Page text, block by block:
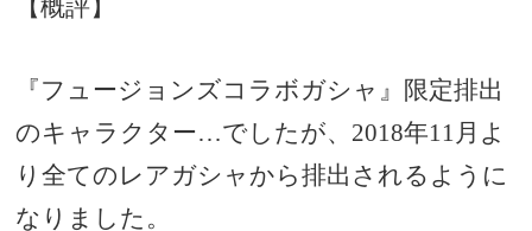
【概評】
『フュージョンズコラボガシャ』限定排出
のキャラクター…でしたが、2018年11月よ
り全てのレアガシャから排出されるように
なりました。